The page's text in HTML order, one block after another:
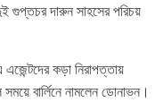
দারুন সাহসের পরিচয়
কড়া নিরাপত্তায়
বার্লিনে নামলেন ডোনাভন।